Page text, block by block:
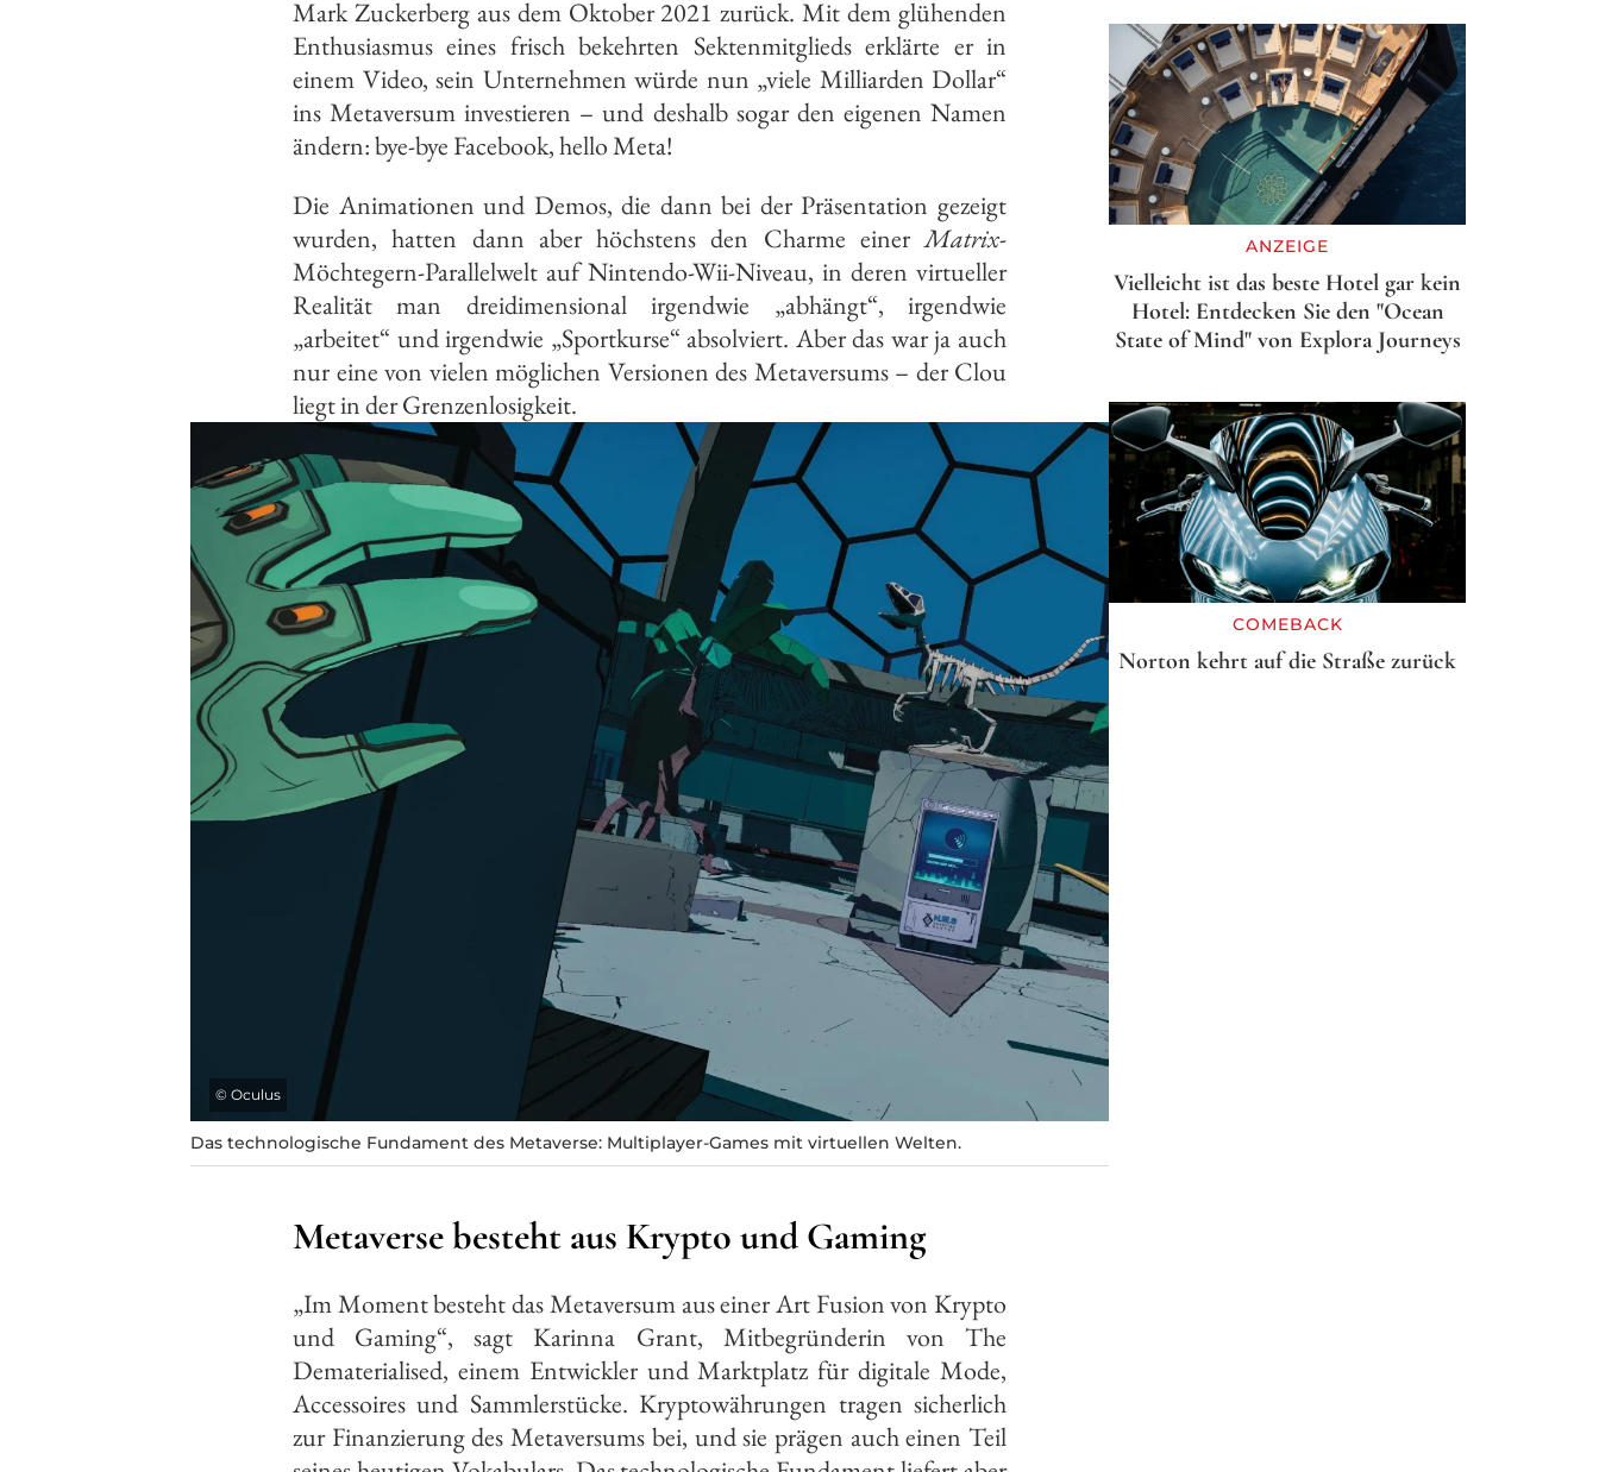
ANZEIGE
Vielleicht ist das beste Hotel gar kein
Hotel: Entdecken Sie den "Ocean
State of Mind" von Explora Journeys
COMEBACK
Norton kehrt auf die Straße zurück
© Oculus
Das technologische Fundament des Metaverse: Multiplayer-Games mit virtuellen Welten.
Mark Zuckerberg aus dem Oktober 2021 zurück. Mit dem glühenden
Enthusiasmus eines frisch bekehrten Sektenmitglieds erklärte er in
einem Video, sein Unternehmen würde nun „viele Milliarden Dollar“
ins Metaversum investieren – und deshalb sogar den eigenen Namen
ändern: bye-bye Facebook, hello Meta!
Die Animationen und Demos, die dann bei der Präsentation gezeigt
wurden, hatten dann aber höchstens den Charme einerMatrix-
Möchtegern-Parallelwelt auf Nintendo-Wii-Niveau, in deren virtueller
Realität man dreidimensional irgendwie „abhängt“, irgendwie
„arbeitet“ und irgendwie „Sportkurse“ absolviert. Aber das war ja auch
nur eine von vielen möglichen Versionen des Metaversums – der Clou
liegt in der Grenzenlosigkeit.
Metaverse besteht aus Krypto und Gaming
„Im Moment besteht das Metaversum aus einer Art Fusion von Krypto
und Gaming“, sagt Karinna Grant, Mitbegründerin von The
Dematerialised, einem Entwickler und Marktplatz für digitale Mode,
Accessoires und Sammlerstücke. Kryptowährungen tragen sicherlich
zur Finanzierung des Metaversums bei, und sie prägen auch einen Teil